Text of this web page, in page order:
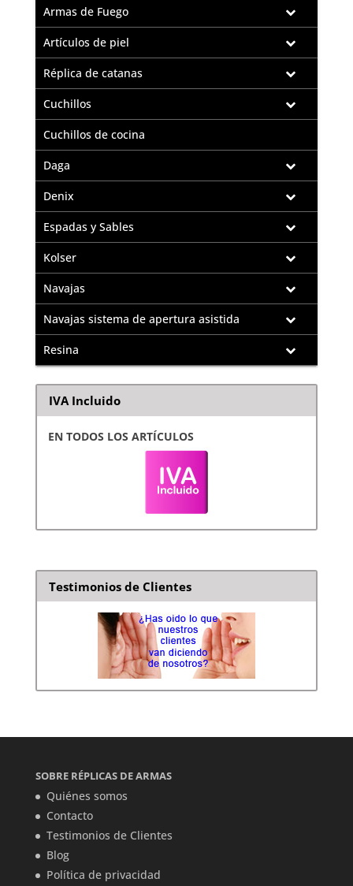
Armas de Fuego
Artículos de piel
Réplica de catanas
Cuchillos
Cuchillos de cocina
Daga
Denix
Espadas y Sables
Kolser
Navajas
Navajas sistema de apertura asistida
Resina
IVA Incluido
EN TODOS LOS ARTÍCULOS
Testimonios de Clientes
SOBRE RÉPLICAS DE ARMAS
Quiénes somos
Contacto
Testimonios de Clientes
Blog
Política de privacidad